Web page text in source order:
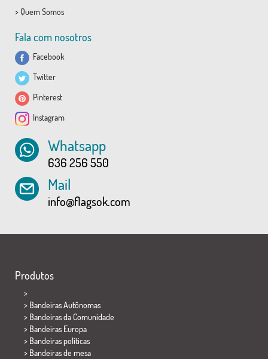
> Quem Somos
Fala com nosotros
Facebook
Twitter
Pinterest
Instagram
Whatsapp
636 256 550
Mail
info@flagsok.com
Produtos
>
> Bandeiras Autônomas
> Bandeiras da Comunidade
> Bandeiras Europa
> Bandeiras políticas
> Bandeiras de mesa